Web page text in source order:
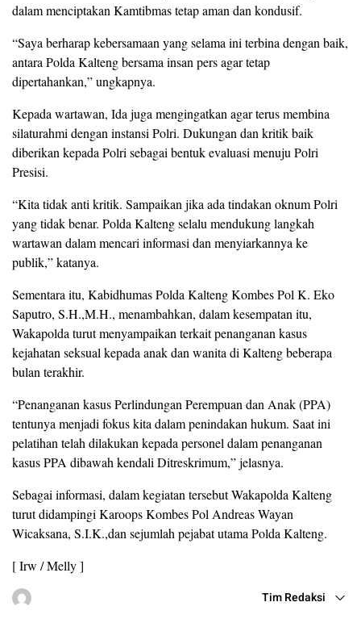
dalam menciptakan Kamtibmas tetap aman dan kondusif.
“Saya berharap kebersamaan yang selama ini terbina dengan baik,
antara Polda Kalteng bersama insan pers agar tetap
dipertahankan,” ungkapnya.
Kepada wartawan, Ida juga mengingatkan agar terus membina
silaturahmi dengan instansi Polri. Dukungan dan kritik baik
diberikan kepada Polri sebagai bentuk evaluasi menuju Polri
Presisi.
“Kita tidak anti kritik. Sampaikan jika ada tindakan oknum Polri
yang tidak benar. Polda Kalteng selalu mendukung langkah
wartawan dalam mencari informasi dan menyiarkannya ke
publik,” katanya.
Sementara itu, Kabidhumas Polda Kalteng Kombes Pol K. Eko
Saputro, S.H.,M.H., menambahkan, dalam kesempatan itu,
Wakapolda turut menyampaikan terkait penanganan kasus
kejahatan seksual kepada anak dan wanita di Kalteng beberapa
bulan terakhir.
“Penanganan kasus Perlindungan Perempuan dan Anak (PPA)
tentunya menjadi fokus kita dalam penindakan hukum. Saat ini
pelatihan telah dilakukan kepada personel dalam penanganan
kasus PPA dibawah kendali Ditreskrimum,” jelasnya.
Sebagai informasi, dalam kegiatan tersebut Wakapolda Kalteng
turut didampingi Karoops Kombes Pol Andreas Wayan
Wicaksana, S.I.K.,dan sejumlah pejabat utama Polda Kalteng.
[ Irw / Melly ]
Tim Redaksi